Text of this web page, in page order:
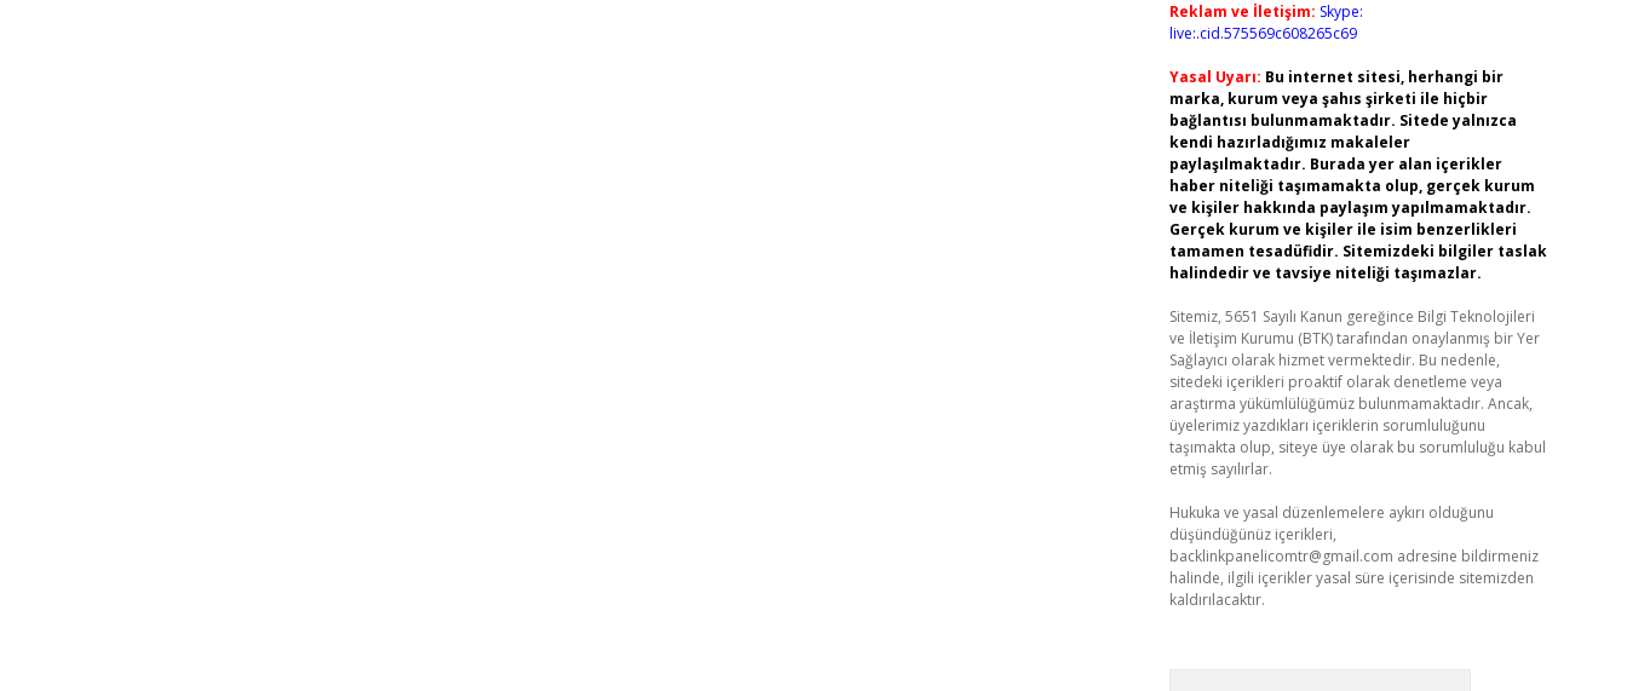
Reklam ve İletişim: Skype:
live:.cid.575569c608265c69
Yasal Uyarı: Bu internet sitesi, herhangi bir
marka, kurum veya şahıs şirketi ile hiçbir
bağlantısı bulunmamaktadır. Sitede yalnızca
kendi hazırladığımız makaleler
paylaşılmaktadır. Burada yer alan içerikler
haber niteliği taşımamakta olup, gerçek kurum
ve kişiler hakkında paylaşım yapılmamaktadır.
Gerçek kurum ve kişiler ile isim benzerlikleri
tamamen tesadüfidir. Sitemizdeki bilgiler taslak
halindedir ve tavsiye niteliği taşımazlar.
Sitemiz, 5651 Sayılı Kanun gereğince Bilgi Teknolojileri
ve İletişim Kurumu (BTK) tarafından onaylanmış bir Yer
Sağlayıcı olarak hizmet vermektedir. Bu nedenle,
sitedeki içerikleri proaktif olarak denetleme veya
araştırma yükümlülüğümüz bulunmamaktadır. Ancak,
üyelerimiz yazdıkları içeriklerin sorumluluğunu
taşımakta olup, siteye üye olarak bu sorumluluğu kabul
etmiş sayılırlar.
Hukuka ve yasal düzenlemelere aykırı olduğunu
düşündüğünüz içerikleri,
backlinkpanelicomtr@gmail.com adresine bildirmeniz
halinde, ilgili içerikler yasal süre içerisinde sitemizden
kaldırılacaktır.